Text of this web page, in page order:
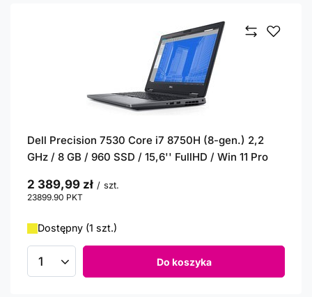
Dell Precision 7530 Core i7 8750H (8-gen.) 2,2
GHz / 8 GB / 960 SSD / 15,6'' FullHD / Win 11 Pro
2 389,99 zł / szt.
23899.90 PKT
Dostępny (1 szt.)
Ilość produktów Do koszyka